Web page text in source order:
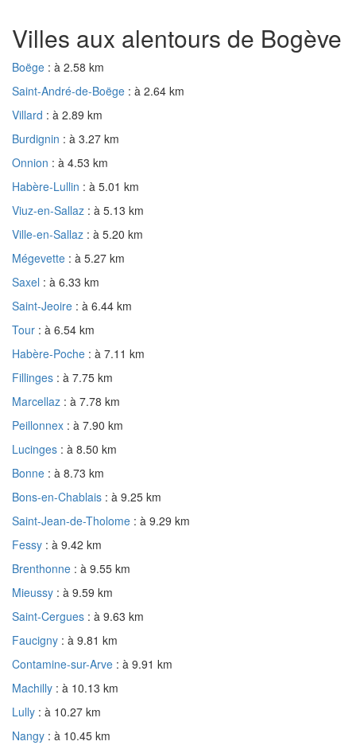
Villes aux alentours de Bogève
Boëge : à 2.58 km
Saint-André-de-Boëge : à 2.64 km
Villard : à 2.89 km
Burdignin : à 3.27 km
Onnion : à 4.53 km
Habère-Lullin : à 5.01 km
Viuz-en-Sallaz : à 5.13 km
Ville-en-Sallaz : à 5.20 km
Mégevette : à 5.27 km
Saxel : à 6.33 km
Saint-Jeoire : à 6.44 km
Tour : à 6.54 km
Habère-Poche : à 7.11 km
Fillinges : à 7.75 km
Marcellaz : à 7.78 km
Peillonnex : à 7.90 km
Lucinges : à 8.50 km
Bonne : à 8.73 km
Bons-en-Chablais : à 9.25 km
Saint-Jean-de-Tholome : à 9.29 km
Fessy : à 9.42 km
Brenthonne : à 9.55 km
Mieussy : à 9.59 km
Saint-Cergues : à 9.63 km
Faucigny : à 9.81 km
Contamine-sur-Arve : à 9.91 km
Machilly : à 10.13 km
Lully : à 10.27 km
Nangy : à 10.45 km